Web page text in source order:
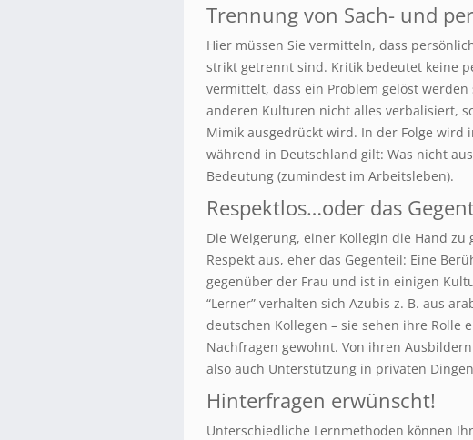
Trennung von Sach- und
Hier müssen Sie vermitteln, dass
strikt getrennt sind. Kritik bedeutet keine
vermittelt, dass ein Problem gelöst
anderen Kulturen nicht alles verbalisiert,
Mimik ausgedrückt wird. In der Folge
während in Deutschland gilt: Was nicht
Bedeutung (zumindest im Arbeitsleben).
Respektlos…oder das
Die Weigerung, einer Kollegin die Hand
Respekt aus, eher das Gegenteil: Eine
gegenüber der Frau und ist in einigen
“Lerner” verhalten sich Azubis z. B. aus
deutschen Kollegen – sie sehen ihre Rolle
Nachfragen gewohnt. Von ihren
also auch Unterstützung in privaten
Hinterfragen erwünscht!
Unterschiedliche Lernmethoden können